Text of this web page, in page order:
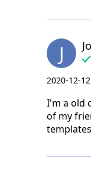
J
2020-12-12
I'm a old
of my